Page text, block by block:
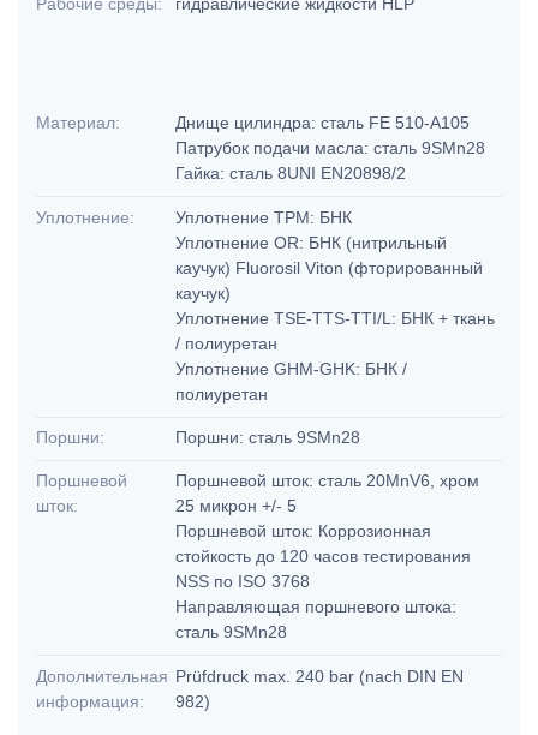
Материал:
Днище цилиндра: сталь FE 510-A105
Патрубок подачи масла: сталь 9SMn28
Гайка: сталь 8UNI EN20898/2
Уплотнение:
Уплотнение TPM: БНК
Уплотнение OR: БНК (нитрильный
каучук) Fluorosil Viton (фторированный
каучук)
Уплотнение TSE-TTS-TTI/L: БНК + ткань
/ полиуретан
Уплотнение GHM-GHK: БНК /
полиуретан
Поршни: Поршни: сталь 9SMn28
Поршневой
шток:
Поршневой шток: сталь 20MnV6, хром
25 микрон +/- 5
Поршневой шток: Коррозионная
стойкость до 120 часов тестирования
NSS по ISO 3768
Направляющая поршневого штока:
сталь 9SMn28
Дополнительная
информация:
Prüfdruck max. 240 bar (nach DIN EN
982)